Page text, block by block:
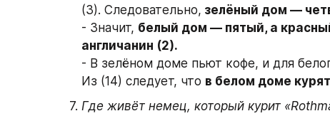
(3). Следовательно, зелёный дом —
- Значит, белый дом — пятый, а
англичанин (2).
- В зелёном доме пьют кофе, и для
Из (14) следует, что в белом доме
Где живёт немец, который курит